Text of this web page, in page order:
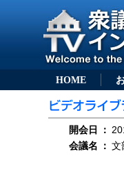
HOME
開会日 ：
会議名
： 文